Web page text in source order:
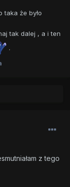
taka że było
tak dalej , a i ten
.
z tego